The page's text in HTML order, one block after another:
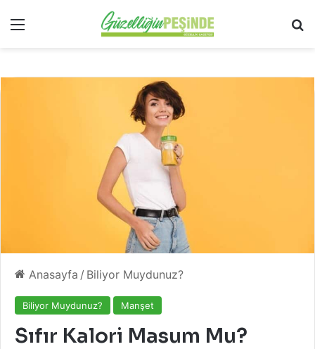
Menü
Anasayfa / Biliyor Muydunuz?
Biliyor Muydunuz? Manşet
Sıfır Kalori Masum Mu?